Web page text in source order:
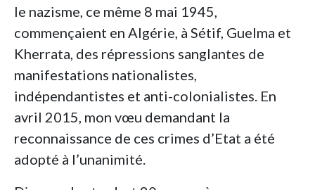
le nazisme, ce même 8 mai 1945,
commençaient en Algérie, à Sétif, Guelma et
Kherrata, des répressions sanglantes de
manifestations nationalistes,
indépendantistes et anti-colonialistes. En
avril 2015, mon vœu demandant la
reconnaissance de ces crimes d’Etat a été
adopté à l’unanimité.